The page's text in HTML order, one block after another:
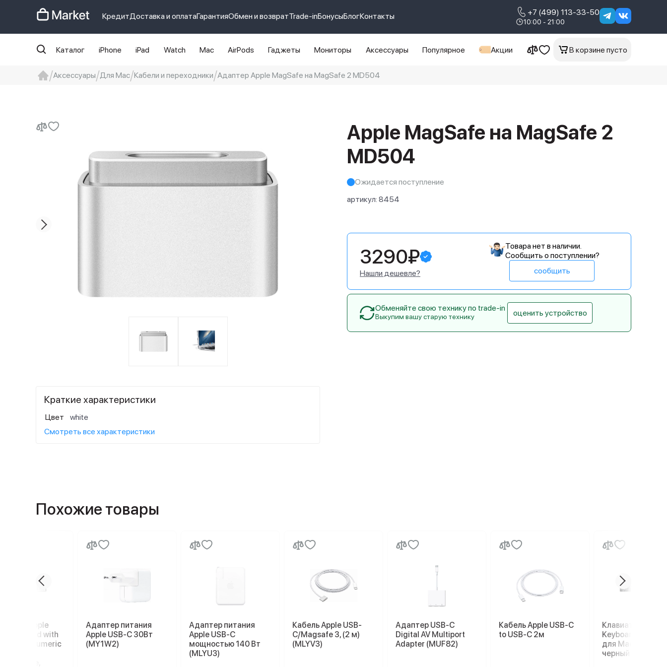
КредитДоставка и оплатаГарантияОбмен и возвратTrade-inБонусыБлогКонтакты +7 (499) 113-33-50
10:00 - 21:00
Каталог iPhone iPad Watch Mac AirPods Гаджеты Мониторы Аксессуары Популярное Акции В корзине пусто
Аксессуары Для Mac Кабели и переходники Адаптер Apple MagSafe на MagSafe 2 MD504
Apple MagSafe на MagSafe 2
MD504
Ожидается поступление
артикул: 8454
Краткие характеристики
Цвет
white
Смотреть все характеристики
3290₽
Нашли дешевле?
Товара нет в наличии.
Сообщить о поступлении?
сообщить
Обменяйте свою технику по trade-in
Выкупим вашу старую технику оценить устройство
Похожие товары
Apple
Keyboard with
ID and Numeric
Адаптер питания
Apple USB-C 30Вт
(MY1W2)
Адаптер питания
Apple USB-C
мощностью 140 Вт
(MLYU3)
Кабель Apple USB-
C/Magsafe 3, (2 м)
(MLYV3)
Адаптер USB-C
Digital AV Multiport
Adapter (MUF82)
Кабель Apple USB-C
to USB-C 2м
Клавиатура
Keyboard с
для Mac
черный